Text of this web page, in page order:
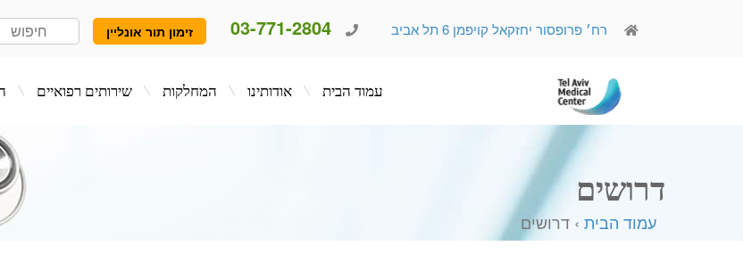
רח׳ פרופסור יחזקאל קויפמן 6 תל אביב 03-771-2804 זימון תור אונליין
דרושים
עמוד הבית › דרושים